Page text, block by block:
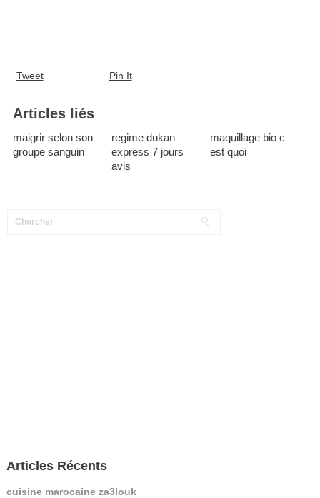
Tweet Pin It
Articles liés
maigrir selon son
groupe sanguin
regime dukan
express 7 jours
avis
maquillage bio c
est quoi
Articles Récents
cuisine marocaine za3louk